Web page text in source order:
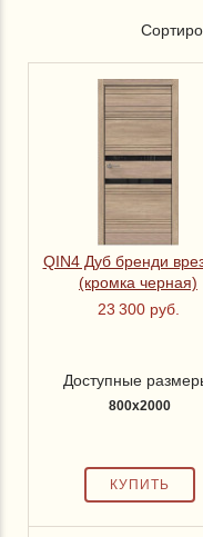
Цена
от
руб.
Цвет
Белый
Размер
Доступные
800x2000
QIN4 Дуб бренди
(кромка черная)
23 300 руб.